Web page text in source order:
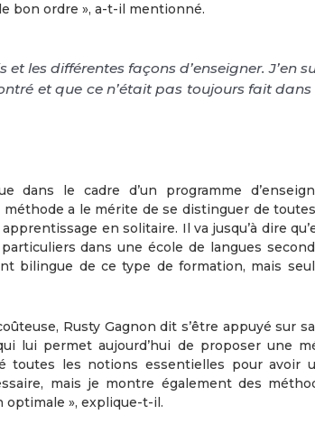
bon ordre », a-t-il mentionné.
les différentes façons d’enseigner. J’en
et que ce n’était pas toujours fait dans
dans le cadre d’un programme
méthode a le mérite de se distinguer de
en solitaire. Il va jusqu’à dire
dans une école de langues
bilingue de ce type de formation, mais
Rusty Gagnon dit s’être appuyé sur
lui permet aujourd’hui de proposer une
toutes les notions essentielles pour avoir
mais je montre également des
optimale », explique-t-il.